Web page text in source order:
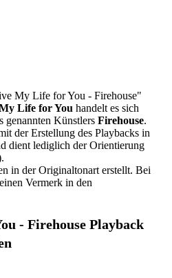
My Life for You - Firehouse"
Life for You handelt es sich
genannten Künstlers Firehouse.
der Erstellung des Playbacks in
dient lediglich der Orientierung
in der Originaltonart erstellt. Bei
Vermerk in den
- Firehouse Playback